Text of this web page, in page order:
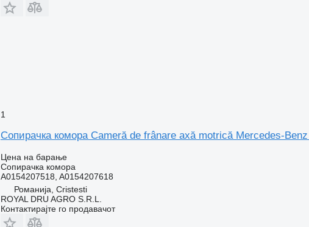
1
Сопирачка комора Cameră de frânare axă motrică Mercedes-
Цена на барање
Сопирачка комора
A0154207518, A0154207618
Романија, Cristesti
ROYAL DRU AGRO S.R.L.
Контактирајте го продавачот